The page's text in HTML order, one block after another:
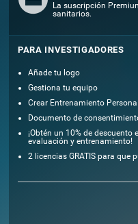
La suscripción
sanitarios.
PARA INVESTIGADORES
Añade tu logo
Gestiona tu equipo
Crear Entrenamiento
Documento de
¡Obtén un 10% de
evaluación y entrenamiento!
2 licencias GRATIS para que